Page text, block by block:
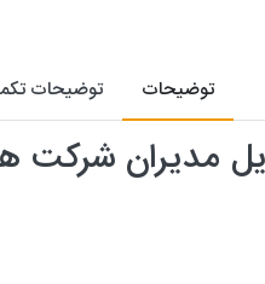
توضیحات توضیحات
مدیران شرکت